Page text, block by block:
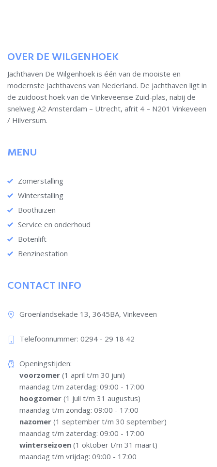
OVER DE WILGENHOEK
Jachthaven De Wilgenhoek is één van de mooiste en
modernste jachthavens van Nederland. De jachthaven ligt in
de zuidoost hoek van de Vinkeveense Zuid-plas, nabij de
snelweg A2 Amsterdam – Utrecht, afrit 4 – N201 Vinkeveen
/ Hilversum.
MENU
Zomerstalling
Winterstalling
Boothuizen
Service en onderhoud
Botenlift
Benzinestation
CONTACT INFO
Groenlandsekade 13, 3645BA, Vinkeveen
Telefoonnummer: 0294 - 29 18 42​
Openingstijden:
voorzomer(1 april t/m 30 juni)
maandag t/m zaterdag: 09:00 - 17:00
hoogzomer(1 juli t/m 31 augustus)
maandag t/m zondag: 09:00 - 17:00
nazomer(1 september t/m 30 september)
maandag t/m zaterdag: 09:00 - 17:00
winterseizoen(1 oktober t/m 31 maart)
maandag t/m vrijdag: 09:00 - 17:00